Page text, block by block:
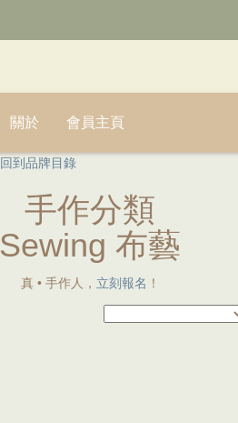
關於 會員主頁
回到品牌目錄
手作分類
Sewing 布藝
真 • 手作人， 立刻報名 ！